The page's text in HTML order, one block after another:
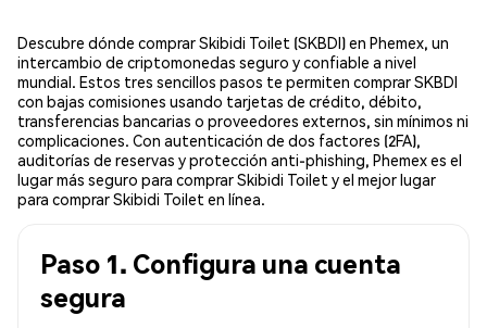
Descubre dónde comprar Skibidi Toilet (SKBDI) en Phemex, un
intercambio de criptomonedas seguro y confiable a nivel
mundial. Estos tres sencillos pasos te permiten comprar SKBDI
con bajas comisiones usando tarjetas de crédito, débito,
transferencias bancarias o proveedores externos, sin mínimos ni
complicaciones. Con autenticación de dos factores (2FA),
auditorías de reservas y protección anti-phishing, Phemex es el
lugar más seguro para comprar Skibidi Toilet y el mejor lugar
para comprar Skibidi Toilet en línea.
Paso 1. Configura una cuenta
segura